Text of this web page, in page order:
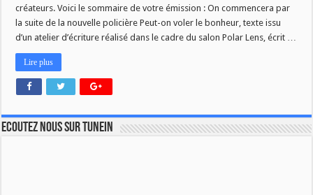
créateurs. Voici le sommaire de votre émission : On commencera par
la suite de la nouvelle policière Peut-on voler le bonheur, texte issu
d’un atelier d’écriture réalisé dans le cadre du salon Polar Lens, écrit …
Lire plus
Ecoutez nous sur TuneIn